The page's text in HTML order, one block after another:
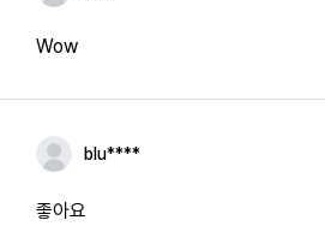
Wow
blu****
좋아요